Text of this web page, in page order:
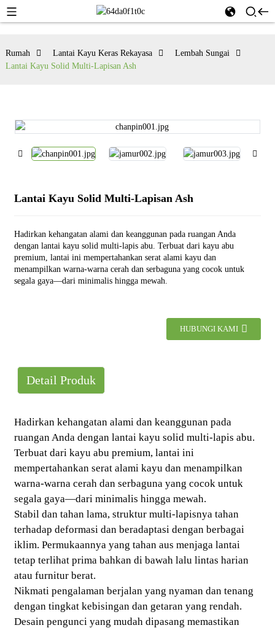
Rumah Lantai Kayu Keras Rekayasa
Lembah Sungai
Lantai Kayu Solid Multi-Lapisan Ash
Lantai Kayu Solid Multi-Lapisan Ash
Hadirkan kehangatan alami dan keanggunan pada ruangan Anda
dengan lantai kayu solid multi-lapis abu. Terbuat dari kayu abu
premium, lantai ini mempertahankan serat alami kayu dan
menampilkan warna-warna cerah dan serbaguna yang cocok untuk
segala gaya—dari minimalis hingga mewah.
HUBUNGI KAMI
Detail Produk
Hadirkan kehangatan alami dan keanggunan pada
ruangan Anda dengan lantai kayu solid multi-lapis abu.
Terbuat dari kayu abu premium, lantai ini
mempertahankan serat alami kayu dan menampilkan
warna-warna cerah dan serbaguna yang cocok untuk
segala gaya—dari minimalis hingga mewah.
Stabil dan tahan lama, struktur multi-lapisnya tahan
terhadap deformasi dan beradaptasi dengan berbagai
iklim. Permukaannya yang tahan aus menjaga lantai
tetap terlihat prima bahkan di bawah lalu lintas harian
atau furnitur berat.
Nikmati pengalaman berjalan yang nyaman dan tenang
dengan tingkat kebisingan dan getaran yang rendah.
Desain pengunci yang mudah dipasang memastikan